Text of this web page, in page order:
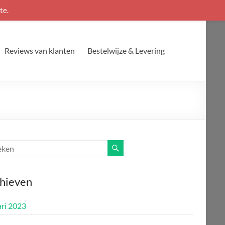
Reviews van klanten
Bestelwijze & Levering
2023